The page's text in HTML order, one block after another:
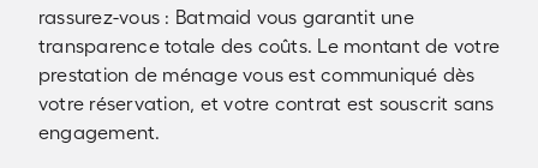
rassurez-vous : Batmaid vous garantit une
transparence totale des coûts. Le montant de votre
prestation de ménage vous est communiqué dès
votre réservation, et votre contrat est souscrit sans
engagement.